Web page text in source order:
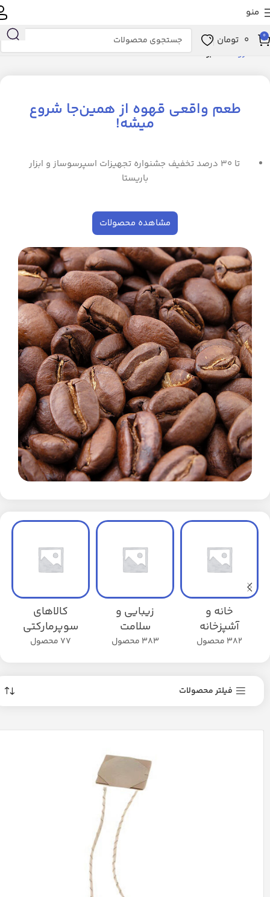
منو
0
0 تومان
فروشگاه برگه 3
طعم واقعی قهوه از همین‌جا شروع
میشه!
تا ۳۰ درصد تخفیف جشنواره تجهیزات اسپرسوساز و ابزار
باریستا
مشاهده محصولات
خانه و
آشپزخانه
382 محصول
زیبایی و
سلامت
383 محصول
کالاهای
سوپرمارکتی
77 محصول
فیلتر محصولات